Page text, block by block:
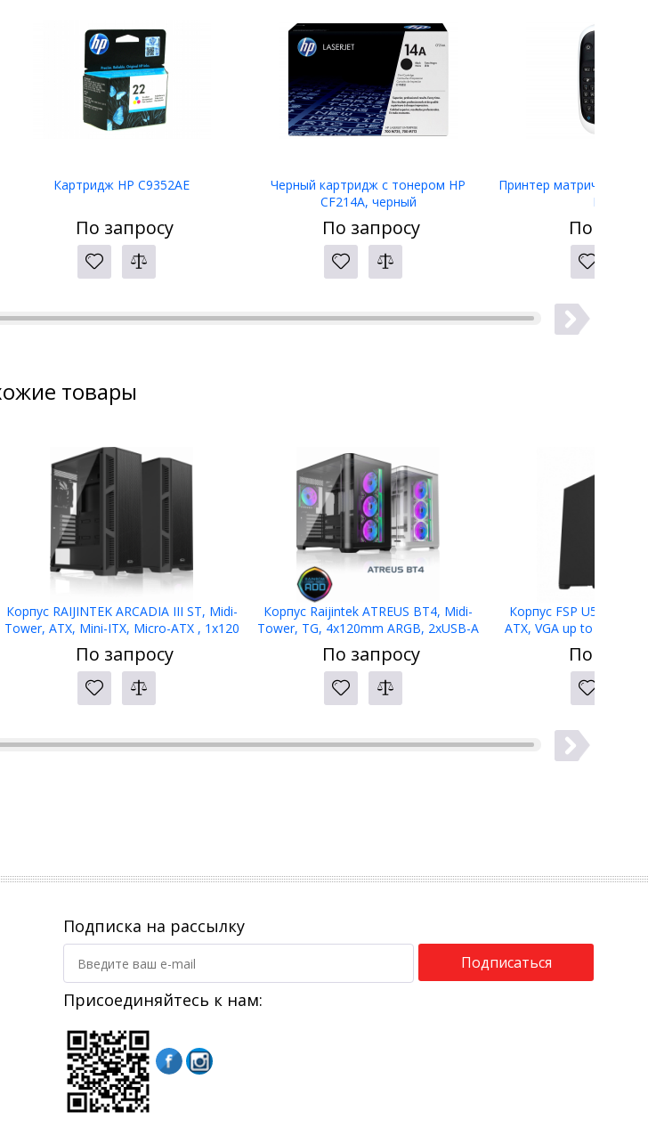
Картридж HP C9352AE
По запросу
Черный картридж с тонером HP
CF214A, черный
По запросу
Принтер матричный
LW-400
По
товары
Корпус RAIJINTEK ARCADIA III ST, Midi-
Tower, ATX, Mini-ITX, Micro-ATX , 1х120
мм, Front Panel 1x USB 3.0,
2хUSB2.0,Black
По запросу
Корпус Raijintek ATREUS BT4, Midi-
Tower, TG, 4x120mm ARGB, 2xUSB-A
3.0 + 1xUSB Type-C , E-ATX, ATX, mATX,
mITX Black
По запросу
Корпус FSP U530-BS,
ATX, VGA up to
Without
По
Подписка на рассылку
Подписаться
Присоединяйтесь к нам: